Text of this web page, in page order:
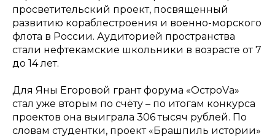
просветительский проект, посвященный
развитию кораблестроения и военно-морского
флота в России. Аудиторией пространства
стали нефтекамские школьники в возрасте от 7
до 14 лет.
Для Яны Егоровой грант форума «ОстроVа»
стал уже вторым по счёту – по итогам конкурса
проектов она выиграла 306 тысяч рублей. По
словам студентки, проект «Брашпиль истории»